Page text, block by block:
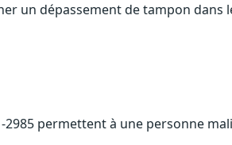
un dépassement de tampon
2985 permettent à une personne